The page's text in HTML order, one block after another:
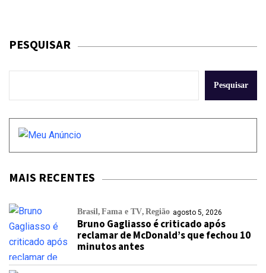
PESQUISAR
Pesquisar
MAIS RECENTES
Brasil Fama e TV Região agosto 5, 2026
Bruno Gagliasso é criticado após
reclamar de McDonald’s que fechou 10
minutos antes